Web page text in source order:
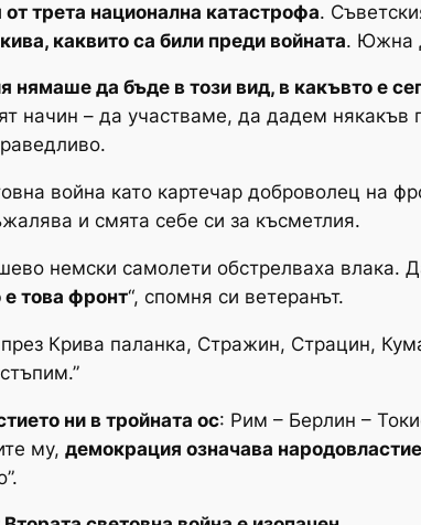
трета национална катастрофа.
каквито са били преди войната. Южна
нямаше да бъде в този вид, в какъвто е
начин – да участваме, да дадем някакъв
война като картечар доброволец на
и смята себе си за късметлия.
немски самолети обстрелваха влака.
е това фронт“, спомня си ветеранът.
Крива паланка, Стражин, Страцин,
ни в тройната ос: Рим – Берлин –
му, демокрация означава народовластие